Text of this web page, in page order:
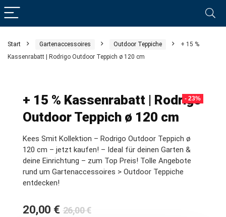
Start Gartenaccessoires Outdoor Teppiche
+ 15 %
Kassenrabatt | Rodrigo Outdoor Teppich ø 120 cm
- 23%
+ 15 % Kassenrabatt | Rodrigo
Outdoor Teppich ø 120 cm
Kees Smit Kollektion – Rodrigo Outdoor Teppich ø
120 cm – jetzt kaufen! – Ideal für deinen Garten &
deine Einrichtung – zum Top Preis! Tolle Angebote
rund um Gartenaccessoires > Outdoor Teppiche
entdecken!
26,00€Ursprünglicher
20,00 €
Aktueller